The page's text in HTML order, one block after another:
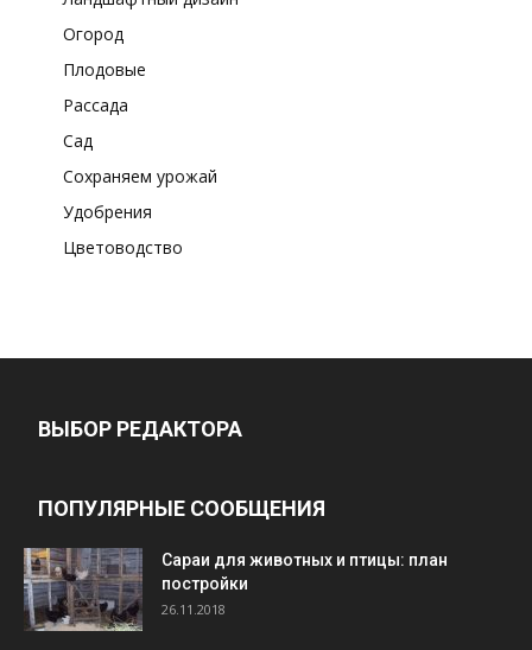
Огород
Плодовые
Рассада
Сад
Сохраняем урожай
Удобрения
Цветоводство
ВЫБОР РЕДАКТОРА
ПОПУЛЯРНЫЕ СООБЩЕНИЯ
Cараи для животных и птицы: план
постройки
26.11.2018